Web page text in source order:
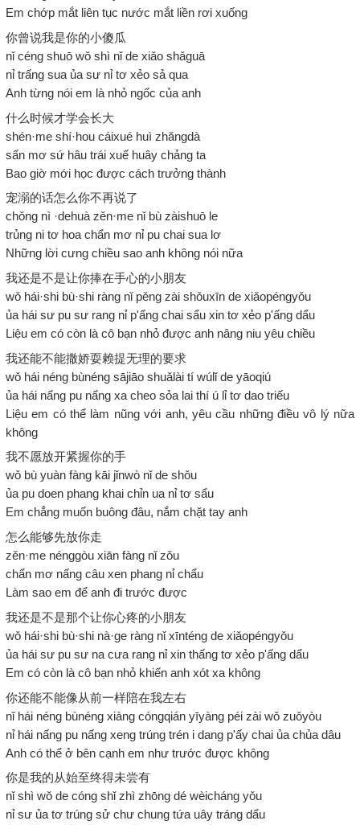
Em chớp mắt liên tục nước mắt liền rơi xuống
你曾说我是你的小傻瓜
nǐ céng shuō wǒ shì nǐ de xiǎo shǎguā
nỉ trấng sua ủa sư nỉ tơ xẻo sả qua
Anh từng nói em là nhỏ ngốc của anh
什么时候才学会长大
shén·me shí·hou cáixué huì zhăngdà
sấn mơ sứ hâu trái xuế huây chảng ta
Bao giờ mới học được cách trưởng thành
宠溺的话怎么你不再说了
chǒng nì ·dehuà zěn·me nǐ bù zàishuō le
trủng ni tơ hoa chẩn mơ nỉ pu chai sua lơ
Những lời cưng chiều sao anh không nói nữa
我还是不是让你捧在手心的小朋友
wǒ hái·shi bù·shi ràng nǐ pěng zài shǒuxīn de xiǎopéngyǒu
ủa hái sư pu sư rang nỉ p'ẩng chai sẩu xin tơ xẻo p'ấng dẩu
Liệu em có còn là cô bạn nhỏ được anh nâng niu yêu chiều
我还能不能撒娇耍赖提无理的要求
wǒ hái néng bùnéng sājiāo shuǎlài tí wúlǐ de yāoqiú
ủa hái nấng pu nấng xa cheo sỏa lai thí ú lỉ tơ dao triếu
Liệu em có thể làm nũng với anh, yêu cầu những điều vô lý nữa
không
我不愿放开紧握你的手
wǒ bù yuàn fàng kāi jǐnwò nǐ de shǒu
ủa pu doen phang khai chỉn ua nỉ tơ sẩu
Em chẳng muốn buông đâu, nắm chặt tay anh
怎么能够先放你走
zěn·me nénggòu xiān fàng nǐ zǒu
chẩn mơ nấng câu xen phang nỉ chẩu
Làm sao em để anh đi trước được
我还是不是那个让你心疼的小朋友
wǒ hái·shi bù·shi nà·ge ràng nǐ xīnténg de xiǎopéngyǒu
ủa hái sư pu sư na cưa rang nỉ xin thấng tơ xẻo p'ấng dẩu
Em có còn là cô bạn nhỏ khiến anh xót xa không
你还能不能像从前一样陪在我左右
nǐ hái néng bùnéng xiàng cóngqián yīyàng péi zài wǒ zuǒyòu
nỉ hái nấng pu nấng xeng trúng trén i dang p'ấy chai ủa chủa dâu
Anh có thể ở bên cạnh em như trước được không
你是我的从始至终得未尝有
nǐ shì wǒ de cóng shǐ zhì zhōng dé wèicháng yǒu
nỉ sư ủa tơ trúng sử chư chung tứa uây tráng dẩu